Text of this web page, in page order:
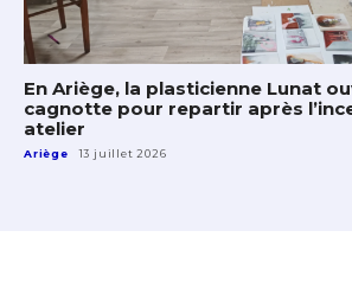
En Ariège, la plasticienne Lunat
cagnotte pour repartir après
atelier
Ariège 13 juillet 2026